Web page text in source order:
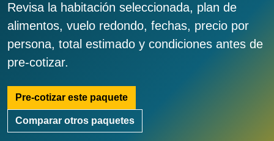
Revisa la habitación seleccionada, plan de
alimentos, vuelo redondo, fechas, precio por
persona, total estimado y condiciones antes de
pre-cotizar.
Pre-cotizar este paquete
Comparar otros paquetes